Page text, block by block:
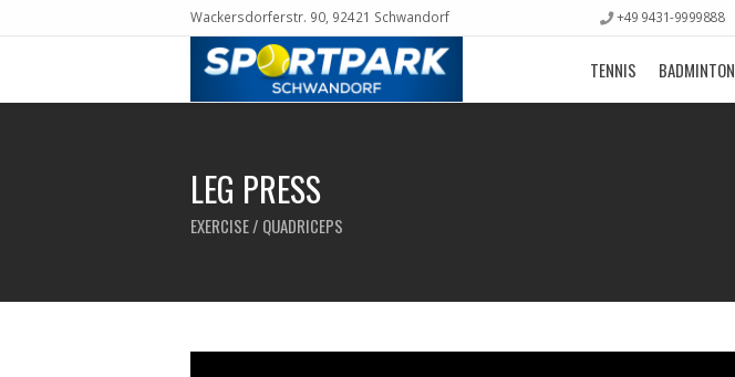
Wackersdorferstr. 90, 92421 Schwandorf +49 9431-9999888
TENNIS BADMINTON
LEG PRESS
EXERCISE / QUADRICEPS